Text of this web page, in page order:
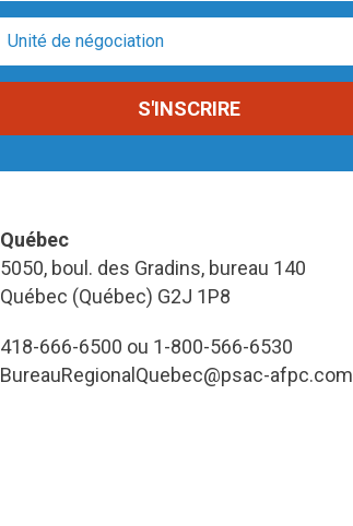
Québec
5050, boul. des Gradins, bureau 140
Québec (Québec) G2J 1P8
418-666-6500 ou 1-800-566-6530
BureauRegionalQuebec@psac-afpc.com